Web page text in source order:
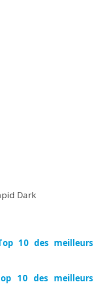
Dark
10 des meilleurs
10 des meilleurs